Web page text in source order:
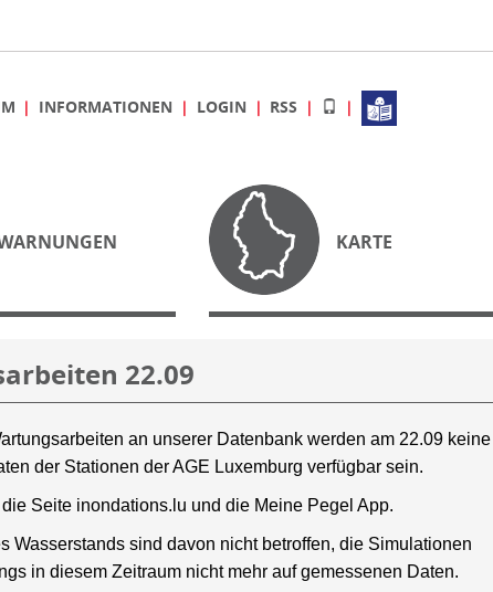
INFORMATIONEN LOGIN RSS
KARTE
22.09
an unserer Datenbank werden am 22.09 keine
der Stationen der AGE Luxemburg verfügbar sein.
die Seite inondations.lu und die Meine Pegel App.
Wasserstands sind davon nicht betroffen, die Simulationen
in diesem Zeitraum nicht mehr auf gemessenen Daten.